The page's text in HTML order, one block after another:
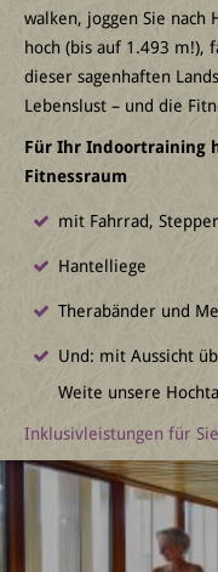
walken, joggen Sie nach
hoch (bis auf 1.493 m!),
dieser sagenhaften
Lebenslust – und die
Für Ihr Indoortraining
Fitnessraum
mit Fahrrad,
Hantelliege
Therabänder und
Und: mit Aussicht
Weite unsere
Inklusivleistungen für